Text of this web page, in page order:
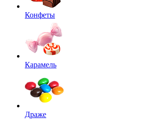
Конфеты
Карамель
Драже